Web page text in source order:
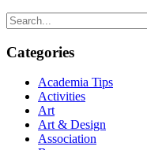
Categories
Academia Tips
Activities
Art
Art & Design
Association